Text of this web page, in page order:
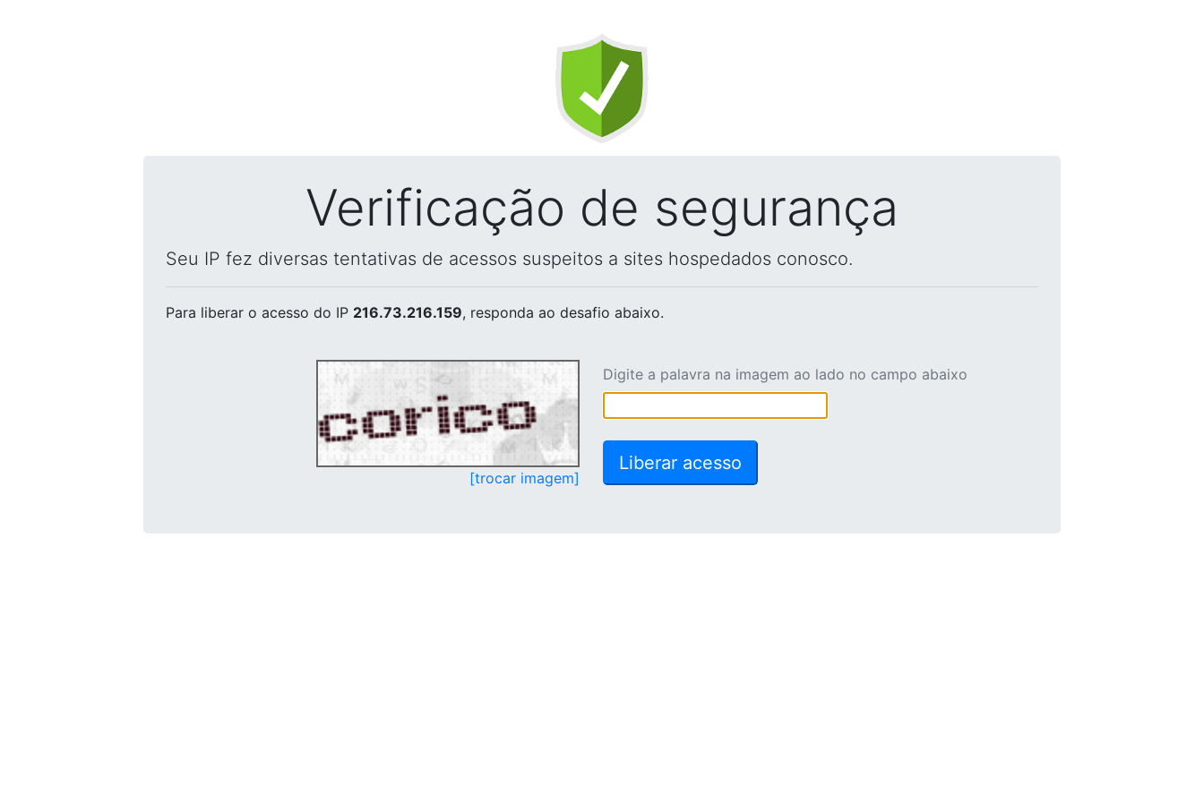
Verificação de segurança
Seu IP fez diversas tentativas de acessos suspeitos a sites hospedados conosco.
Para liberar o acesso do IP 216.73.216.159, responda ao desafio abaixo.
[trocar imagem]
Digite a palavra na imagem ao lado no campo abaixo